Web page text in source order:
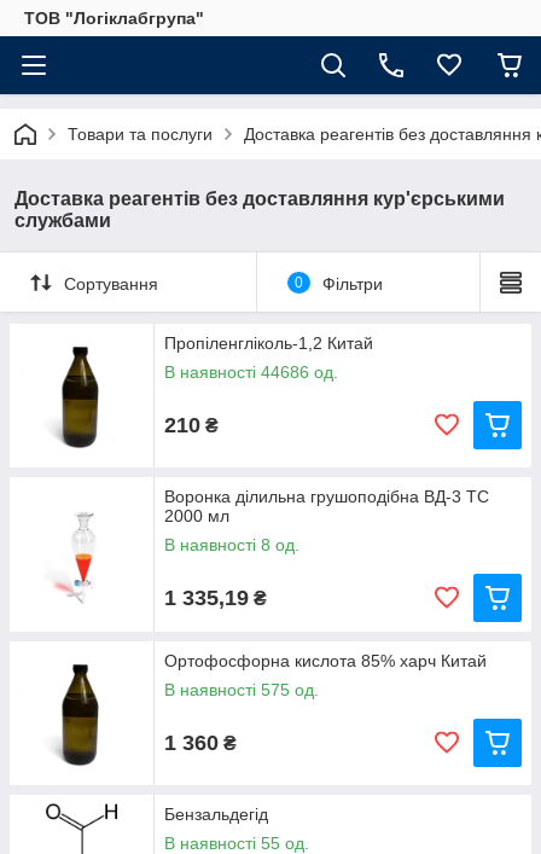
ТОВ "Логіклабгрупа"
Товари та послуги Доставка реагентів без
Доставка реагентів без доставляння кур'єрськими
службами
Сортування 0 Фільтри
Пропіленгліколь-1,2 Китай
В наявності 44686 од.
210 ₴
Воронка ділильна грушоподібна ВД-3 ТС
2000 мл
В наявності 8 од.
1 335,19 ₴
Ортофосфорна кислота 85% харч Китай
В наявності 575 од.
1 360 ₴
Бензальдегід
В наявності 55 од.